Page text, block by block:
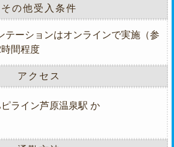
その他受入条件
ーションはオンラインで実施（参
間程度
アクセス
ライン芦原温泉駅 か